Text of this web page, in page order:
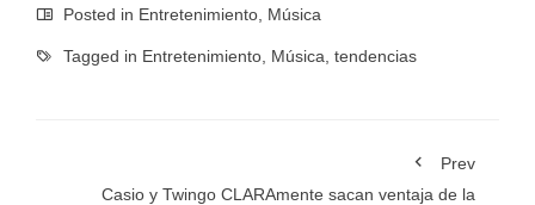
Posted in Entretenimiento Música
Tagged in Entretenimiento Música tendencias
Prev
Casio y Twingo CLARAmente sacan ventaja de la